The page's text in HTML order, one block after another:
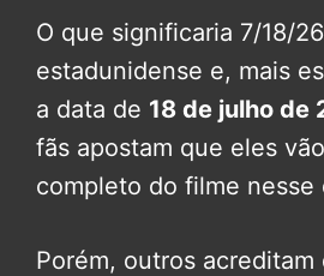
O que significaria 7/18/
estadunidense e, mais
a data de 18 de julho de
fãs apostam que eles
completo do filme nesse
Porém, outros acreditam